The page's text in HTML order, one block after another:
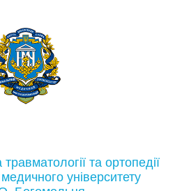
та ортопедії
університету